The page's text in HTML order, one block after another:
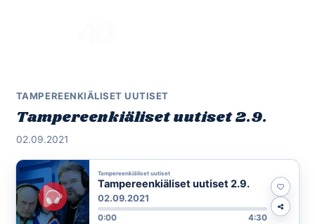
TAMPEREENKIÄLISET UUTISET
Tampereenkiäliset uutiset 2.9.
02.09.2021
Tampereenkiäliset uutiset
Tampereenkiäliset uutiset 2.9.
02.09.2021
0:00 4:30